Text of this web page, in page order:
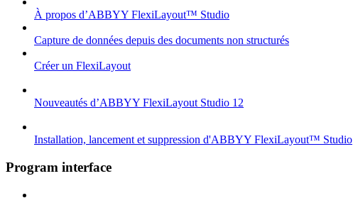
À propos d’ABBYY FlexiLayout™ Studio
Capture de données depuis des documents non structurés
Créer un FlexiLayout
Nouveautés d’ABBYY FlexiLayout Studio 12
Installation, lancement et suppression d'ABBYY FlexiLayout™ Studio
Program interface